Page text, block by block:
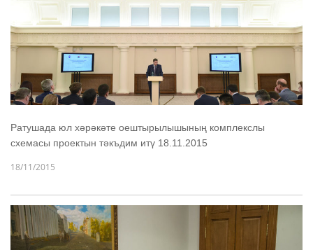
Ратушада юл хәрәкәте оештырылышының комплекслы
схемасы проектын тәкъдим итү 18.11.2015
18/11/2015